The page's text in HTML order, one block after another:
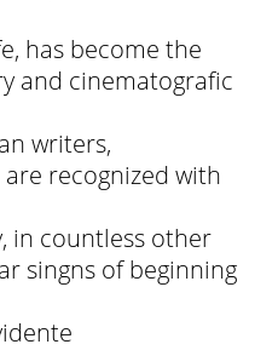
has become the
and cinematografic
writers,
recognized with
in countless other
singns of beginning